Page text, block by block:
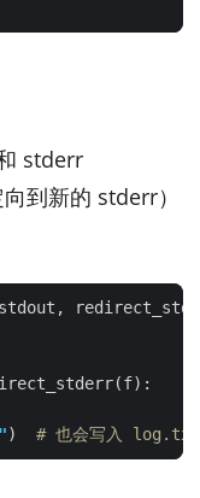
stderr
到新的 stderr）
) # 也会写入 log.txt